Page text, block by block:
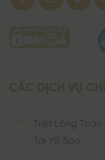
Triệt Lông Toàn
Tại YB Spa